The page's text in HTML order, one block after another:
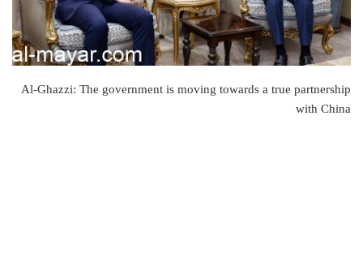
Al-Ghazzi: The government is moving towards a true partnership
with China